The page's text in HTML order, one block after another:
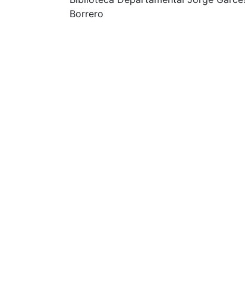
Borrero